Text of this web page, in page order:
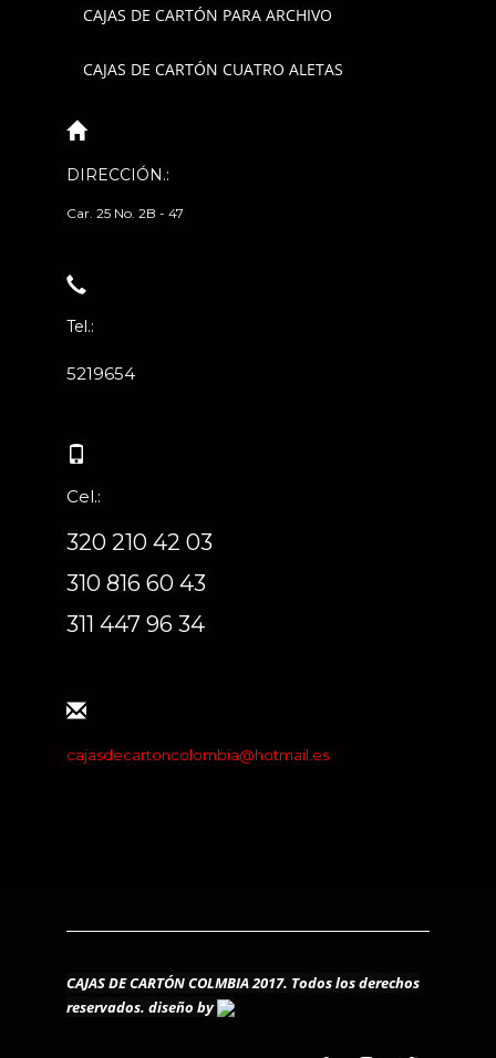
CAJAS DE CARTÓN PARA ARCHIVO
CAJAS DE CARTÓN CUATRO ALETAS
DIRECCIÓN.:
Car. 25 No. 2B - 47
Tel.:
5219654
Cel.:
320 210 42 03
310 816 60 43
311 447 96 34
cajasdecartoncolombia@hotmail.es
CAJAS DE CARTÓN COLMBIA 2017. Todos los derechos
reservados. diseño by